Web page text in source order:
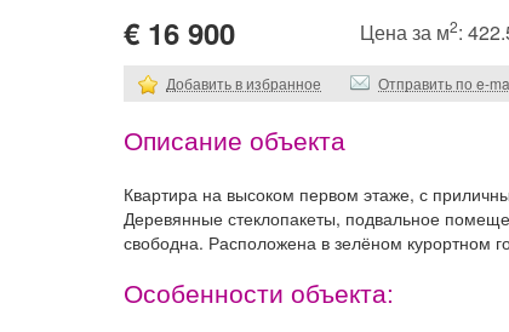
€ 16 900 Цена за м2:
Добавить в избранное Отправить по e-
Описание объекта
Квартира на высоком первом этаже, с
Деревянные стеклопакеты, подвальное
свободна. Расположена в зелёном курортном
Особенности объекта: